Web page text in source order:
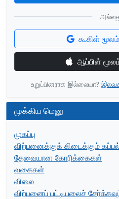
கூகிள்
ஆப்பிள்
உறுப்பினராக இல்லையா?
முக்கிய மெனு
முகப்பு
விற்பனைக்குக் கிடைக்கும்
தேவையான கோரிக்கைகள்
வகைகள்
விலை
விற்பனைப் பட்டியலைச்